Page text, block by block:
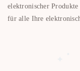
elektronischer Produkte
für alle Ihre